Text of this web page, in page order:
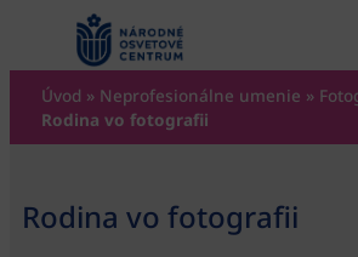
content
Úvod » Neprofesionálne umenie »
Rodina vo fotografii
Rodina vo fotografii